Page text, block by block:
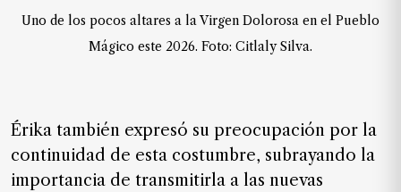
Uno de los pocos altares a la Virgen Dolorosa en el Pueblo
Mágico este 2026. Foto: Citlaly Silva.
Érika también expresó su preocupación por la
continuidad de esta costumbre, subrayando la
importancia de transmitirla a las nuevas